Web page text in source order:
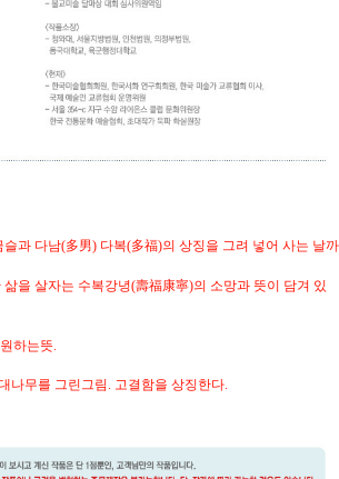
과 다남(多男) 다복(多福)의 상징을 그려 넣어 사는 날까
자는 수복강녕(壽福康寧)의 소망과 뜻이 담겨 있
하는뜻.
나무를 그린그림. 고결함을 상징한다.